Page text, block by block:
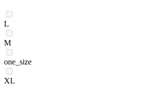
L
M
one_size
XL